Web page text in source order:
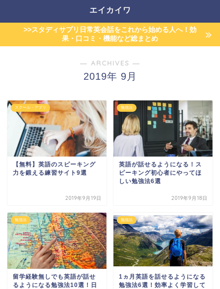
エイカイワ
>>スタディサプリ日常英会話をこれから始める人へ！効
果・口コミ・機能など総まとめ
― ARCHIVES ―
2019年 9月
スクール・アプリ
【無料】英語のスピーキング
力を鍛える練習サイト9選
2019年9月19日
勉強法
英語が話せるようになる！ス
ピーキング初心者にやってほ
しい勉強法6選
2019年9月18日
勉強法
留学経験無しでも英語が話せ
るようになる勉強法10選！日
勉強法
1ヵ月英語を話せるようになる
勉強法6選！効率よく学習して